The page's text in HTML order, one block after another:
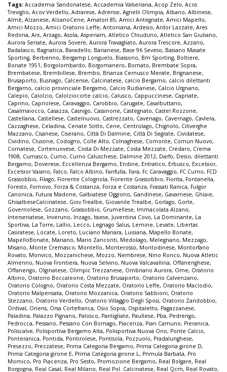
Tags: Accademia Sandonatese, Accademia Valseriana, Acop Zelo, Acos
Treviglio, Acov Verdello, Adrarese, Adrense, Agnelli Olimpia, Albano, Albinese,
Almè, Alzanese, AlzanoCene, Amatori 85, Amici Antegnate, Amici Mapello,
Amici Mozzo, Amici Oratorio Leffe, Antoniana, Ardesio, Ardor Lazzate, Ares
Redona, Arx, Arzago, Asola, Asperiam, Atletico Chiuduno, Atletico San Giuliano,
Aurora Seriate, Aurora Sovere, Aurora Travagliato, Aurora Trescore, Azzano,
Badalasco, Bagnatica, Baradello, Barianese, Base 96 Seveso, Basiano Masate
Sporting, Berbenno, Bergamp Longuelo, Biassono, Bm Sporting, Boltiere,
Bonate 1951, Borgolombardo, Borgomanero, Bornato, Brembate Sopra,
Brembatese, Brembillese, Brembo, Brianza Cernusco Merate, Brignanese,
Brusaporto, Busnago, Calcense, Calcinatese, calcio Bergamo, calcio dilettanti
Bergamo, calcio provinciale Bergamo, Calcio Rudianese, Calcio Urgnano,
Calepio, Calolzio, Calolziocorte calcio, Calusco, Cappuccinese, Capriate,
Caprino, Capriolese, Caravaggio, Carobbio, Carugate, Casalbuttano,
Casalmaiocco, Casazza, Casnigo, Cassinone, Castegnato, Castel Rozzone,
Castellana, Castellese, Castelnuovo, Castrezzato, Cavenago, Cavernago, Cavlera,
Cazzaghese, Celadina, Cenate Sotto, Cene, Centrolago, Chignolo, Ciliverghe
Mazzano, Cisanese, Ciserano, Città Di Dalmine, Città Di Segrate, Cividatese,
Cividino, Clusone, Codogno, Colle Alto, Colnaghese, Comonte, Comun Nuovo,
Cornatese, Cortenuovese, Costa Di Mezzate, Costa Mezzate, Credaro, Crema
1908, Curnasco, Curno, Curno Caluschese, Dalmine 2012, Darfo, Desio, dilettanti
Bergamo, Doverese, Eccellenza Bergamo, Endine, Entratico, Erbusco, Excelsior,
Excelsior Vaiano, Falco, Falco Albino, Fanfulla, Fara, Fc Caravaggio, FC Curno, FCD
Grassobbio, Filago, Fiorente Colognola, Fiorente Grassobbio, Fiorita, Fontanella,
Foresto, Fornovo, Forza & Costanza, Forza e Costanza, Frassati Ranica, Fulgor
Canonica, Futura Madone, Galbiatese Oggiono, Gandinese, Gavarnese, Ghiaie,
GhisalbeseCalcinatese, Giov Trealbe, Giovanile Trealbe, Gorlago, Gorle,
Governolese, Gozzano, Grassobbio, Grumellese, Immacolata Alzano,
Interseriatese, Inveruno, Inzago, Issese, Juventina Covo, La Dominante, La
Sportiva, La Torre, Lallio, Lecco, Legnago Salus, Lemine, Levate, Libertas
Casiratese, Locate, Loreto, Luciano Manara, Luisiana, Mapello Bonate,
MapelloBonate, Mariano, Mario Zanconti, Medolago, Melegnano, Mezzago,
Misano, Monte Cremasco, Montello, Monterosso, Montodinese, Montorfano
Rovato, Monvico, Mozzanichese, Mozzo, Nembrese, Nino Ronco, Nuova Atletic
Almenno, Nuova Frontiera, Nuova Selvino, Nuova Valcavallina, Offanenghese,
Offanengo, Olginatese, Olimpic Trezzanese, Ombriano Aurora, Ome, Oratorio
Albino, Oratorio Boccaleone, Oratorio Brusaporto, Oratorio Calvenzano,
Oratorio Cologno, Oratorio Costa Mezzate, Oratorio Leffe, Oratorio Maclodio,
Oratorio Malpensata, Oratorio Mozzanica, Oratorio Sabbioni, Oratorio
Stezzano, Oratorio Verdello, Oratorio Villaggio Degli Sposi, Oratorio Zandobbio,
Ordival, Oriens, Orsa Cortefranca, Osio Sopra, Ospitaletto, Pagazzanese,
Paladina, Palazzo Pignano, Palosco, Pantigliate, Paullese, Pba, Pedrengo,
Pedrocca, Pessano, Pessano Con Bornago, Piacenza, Pian Camuno, Pieranica,
Poliscalve, Polisportiva Bergamo Alta, Polisportiva Nuova Orio, Ponte Calcio,
Ponteranica, Pontida, Pontirolese, Pontisola, Pozzuolo, Pradalunghese,
Presezzo, Prezzatese, Prima Categoria Bergamo, Prima Categoria girone D,
Prima Categoria girone E, Prima Categoria girone L , Primula Barbata, Pro
Mornico, Pro Piacenza, Pro Sesto, Promozione Bergamo, Real Bolgare, Real
Borgogna, Real Casal, Real Milano, Real Pol. Calcinatese, Real Qcm, Real Rovato,